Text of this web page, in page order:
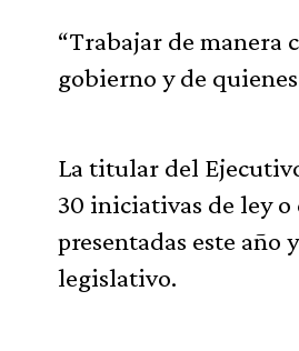
“Trabajar de manera
gobierno y de
La titular del
30 iniciativas de ley o
presentadas este
legislativo.